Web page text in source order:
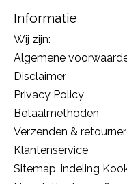
Informatie
Wij zijn:
Algemene
Disclaimer
Privacy Policy
Betaalmethoden
Verzenden &
Klantenservice
Sitemap, indeling